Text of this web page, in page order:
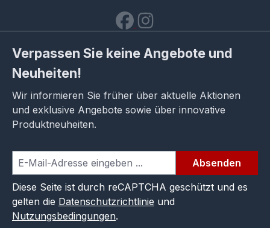
Verpassen Sie keine Angebote und
Neuheiten!
Wir informieren Sie früher über aktuelle Aktionen
und exklusive Angebote sowie über innovative
Produktneuheiten.
Absenden
Diese Seite ist durch reCAPTCHA geschützt und es
gelten die Datenschutzrichtlinie und
Nutzungsbedingungen.